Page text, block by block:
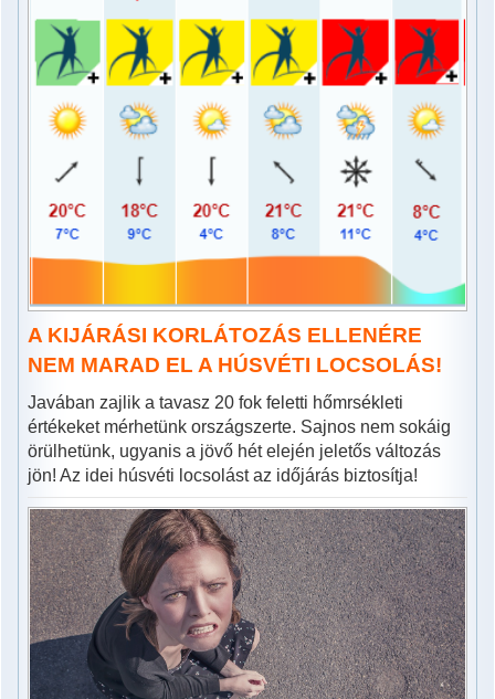
A KIJÁRÁSI KORLÁTOZÁS ELLENÉRE
NEM MARAD EL A HÚSVÉTI LOCSOLÁS!
Javában zajlik a tavasz 20 fok feletti hőmrsékleti
értékeket mérhetünk országszerte. Sajnos nem sokáig
örülhetünk, ugyanis a jövő hét elején jeletős változás
jön! Az idei húsvéti locsolást az időjárás biztosítja!